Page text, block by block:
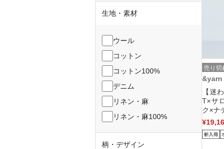
生地・素材
ウール
コットン
コットン100%
デニム
リネン・麻
リネン・麻100%
柄・デザイン
売り切
&yarn
【迷
T×サ
ク×ナ